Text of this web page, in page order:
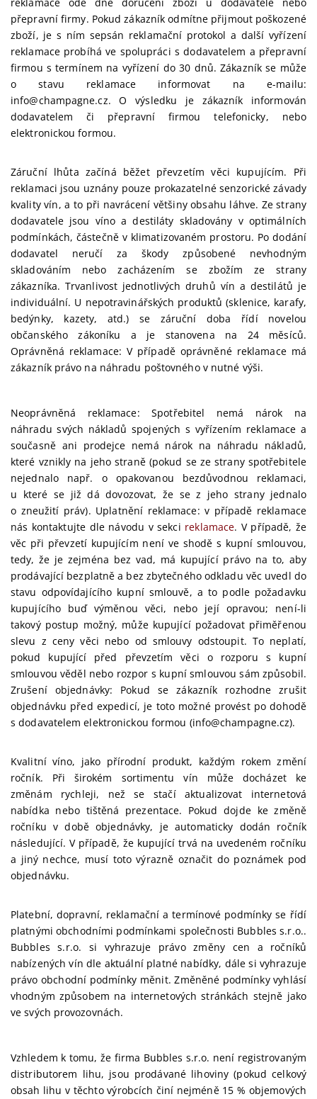
přepravní firmy. Pokud zákazník odmítne přijmout poškozené
zboží, je s ním sepsán reklamační protokol a další vyřízení
reklamace probíhá ve spolupráci s dodavatelem a přepravní
firmou s termínem na vyřízení do 30 dnů. Zákazník se může
o stavu reklamace informovat na e-mailu:
info@champagne.cz. O výsledku je zákazník informován
dodavatelem či přepravní firmou telefonicky, nebo
elektronickou formou.
Záruční lhůta začíná běžet převzetím věci kupujícím. Při
reklamaci jsou uznány pouze prokazatelné senzorické závady
kvality vín, a to při navrácení většiny obsahu láhve. Ze strany
dodavatele jsou víno a destiláty skladovány v optimálních
podmínkách, částečně v klimatizovaném prostoru. Po dodání
dodavatel neručí za škody způsobené nevhodným
skladováním nebo zacházením se zbožím ze strany
zákazníka. Trvanlivost jednotlivých druhů vín a destilátů je
individuální. U nepotravinářských produktů (sklenice, karafy,
bedýnky, kazety, atd.) se záruční doba řídí novelou
občanského zákoníku a je stanovena na 24 měsíců.
Oprávněná reklamace: V případě oprávněné reklamace má
zákazník právo na náhradu poštovného v nutné výši.
Neoprávněná reklamace: Spotřebitel nemá nárok na
náhradu svých nákladů spojených s vyřízením reklamace a
současně ani prodejce nemá nárok na náhradu nákladů,
které vznikly na jeho straně (pokud se ze strany spotřebitele
nejednalo např. o opakovanou bezdůvodnou reklamaci,
u které se již dá dovozovat, že se z jeho strany jednalo
o zneužití práv). Uplatnění reklamace: v případě reklamace
nás kontaktujte dle návodu v sekci reklamace. V případě, že
věc při převzetí kupujícím není ve shodě s kupní smlouvou,
tedy, že je zejména bez vad, má kupující právo na to, aby
prodávající bezplatně a bez zbytečného odkladu věc uvedl do
stavu odpovídajícího kupní smlouvě, a to podle požadavku
kupujícího buď výměnou věci, nebo její opravou; není-li
takový postup možný, může kupující požadovat přiměřenou
slevu z ceny věci nebo od smlouvy odstoupit. To neplatí,
pokud kupující před převzetím věci o rozporu s kupní
smlouvou věděl nebo rozpor s kupní smlouvou sám způsobil.
Zrušení objednávky: Pokud se zákazník rozhodne zrušit
objednávku před expedicí, je toto možné provést po dohodě
s dodavatelem elektronickou formou (info@champagne.cz).
Kvalitní víno, jako přírodní produkt, každým rokem změní
ročník. Při širokém sortimentu vín může docházet ke
změnám rychleji, než se stačí aktualizovat internetová
nabídka nebo tištěná prezentace. Pokud dojde ke změně
ročníku v době objednávky, je automaticky dodán ročník
následující. V případě, že kupující trvá na uvedeném ročníku
a jiný nechce, musí toto výrazně označit do poznámek pod
objednávku.
Platební, dopravní, reklamační a termínové podmínky se řídí
platnými obchodními podmínkami společnosti Bubbles s.r.o..
Bubbles s.r.o. si vyhrazuje právo změny cen a ročníků
nabízených vín dle aktuální platné nabídky, dále si vyhrazuje
právo obchodní podmínky měnit. Změněné podmínky vyhlásí
vhodným způsobem na internetových stránkách stejně jako
ve svých provozovnách.
Vzhledem k tomu, že firma Bubbles s.r.o. není registrovaným
distributorem lihu, jsou prodávané lihoviny (pokud celkový
obsah lihu v těchto výrobcích činí nejméně 15 % objemových